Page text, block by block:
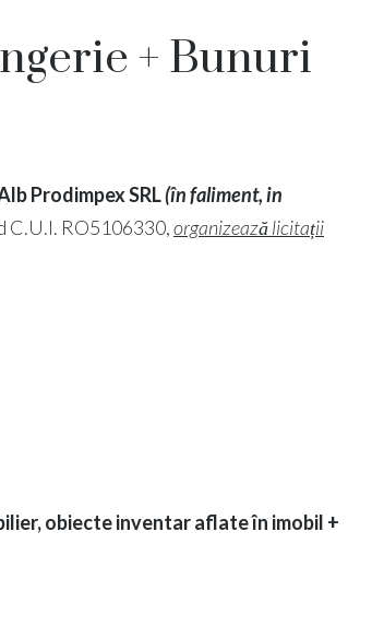
+ Bunuri
Prodimpex SRL(în faliment, in
C.U.I. RO5106330,organizează licitații
obiecte inventar aflate în imobil +